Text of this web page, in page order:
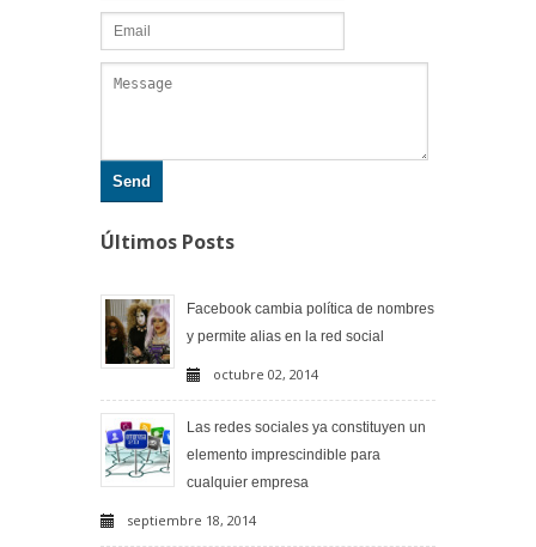
Send
Últimos Posts
Facebook cambia política de nombres
y permite alias en la red social
octubre 02, 2014
Las redes sociales ya constituyen un
elemento imprescindible para
cualquier empresa
septiembre 18, 2014